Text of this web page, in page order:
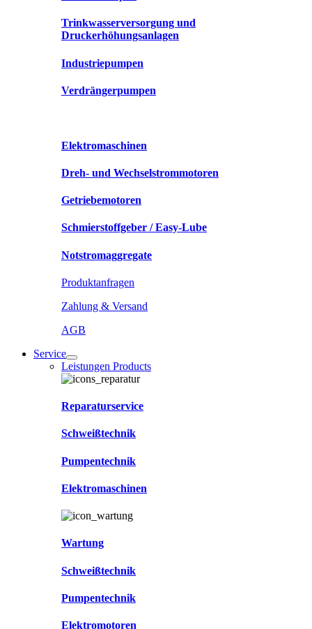
Trinkwasserversorgung und
Druckerhöhungsanlagen
Industriepumpen
Verdrängerpumpen
Elektromaschinen
Dreh- und Wechselstrommotoren
Getriebemotoren
Schmierstoffgeber / Easy-Lube
Notstromaggregate
Produktanfragen
Zahlung & Versand
AGB
Service
Leistungen Products
Reparaturservice
Schweißtechnik
Pumpentechnik
Elektromaschinen
Wartung
Schweißtechnik
Pumpentechnik
Elektromotoren